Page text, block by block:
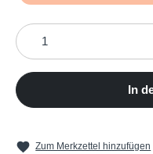
Produkt Anzahl: Gib
In
Zum Merkzettel hinzufügen